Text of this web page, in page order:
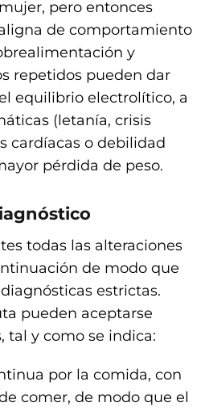
pero entonces
de comportamiento
y
repetidos pueden dar
equilibrio electrolítico, a
(letanía, crisis
cardíacas o debilidad
pérdida de peso.
todas las alteraciones
de modo que
estrictas.
pueden aceptarse
tal y como se indica:
por la comida, con
comer, de modo que el